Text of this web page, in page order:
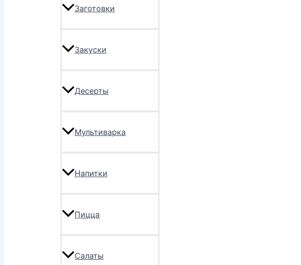
Заготовки
Закуски
Десерты
Мультиварка
Напитки
Пицца
Салаты